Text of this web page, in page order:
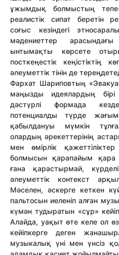
ұжымдық болмыстың тепе-
реалистік сипат беретін
соғыс кезіндегі
мәдениеттер
ынтымақты көрсете
посткеңестік кеңістіктің
әлеуметтік тінін де
Фархат Шариповтың
маңызды идеялардың бірі
дәстүрлі формада
потенциалды түрде
қабылдануы мүмкін
олардың әрекеттерінің
мен өмірлік
болмысын қарапайым
ғана қарастырмай,
әлеуметтік контекст
Мәселен, әскерге кеткен
пальтосын иеленіп алған
күмән тудыратын «сұр»
Алайда, уақыт өте келе ол
кейіпкерге деген
музыкалық үні мен үнсіз